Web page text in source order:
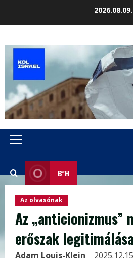
2026.08.09.
Primary
B”H
Az olvasónak
Az „anticionizmus”
erőszak
Adam Louis-Klein